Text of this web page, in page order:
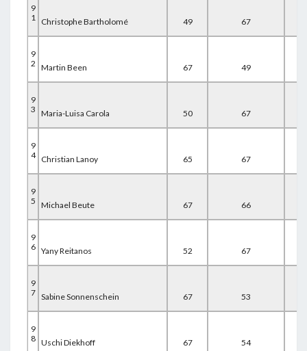
9
1
Christophe Bartholomé 49 67
9
2
Martin Been 67 49
9
3
Maria-Luisa Carola 50 67
9
4
Christian Lanoy 65 67
9
5
Michael Beute 67 66
9
6 Yany Reitanos 52 67
9
7 Sabine Sonnenschein 67 53
9
8 Uschi Diekhoff 67 54